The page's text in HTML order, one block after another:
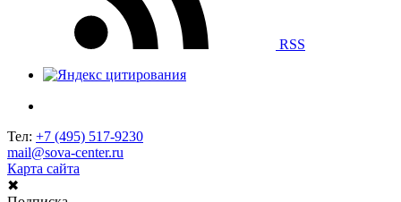
RSS
Тел: +7 (495) 517-9230
mail@sova-center.ru
Карта сайта
✖